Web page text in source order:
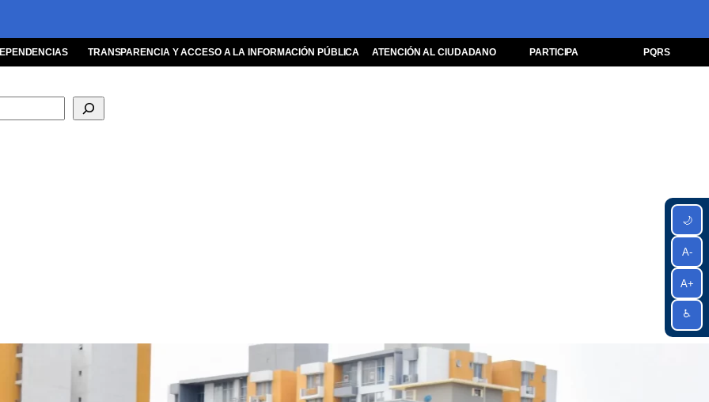
🌙
A-
A+
♿
TRANSPARENCIA Y ACCESO A LA INFORMACIÓN PÚBLICA ATENCIÓN AL CIUDADANO PARTICIPA PQRS